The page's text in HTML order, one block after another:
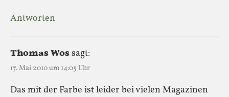
Antworten
Thomas Wossagt:
17. Mai 2010 um 14:05 Uhr
Das mit der Farbe ist leider bei vielen Magazinen